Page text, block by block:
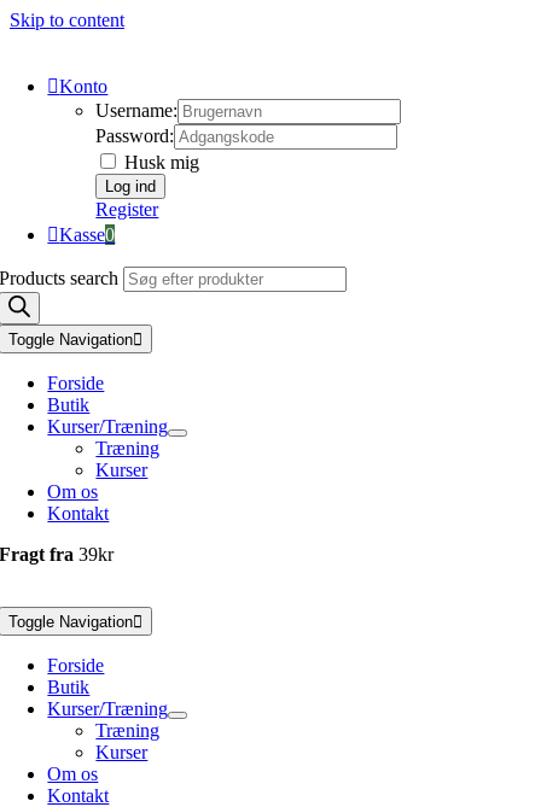
Skip to content
Konto
Username:
Password:
Husk mig
Register
Kasse0
Products search
Toggle Navigation
Forside
Butik
Kurser/Træning
Træning
Kurser
Om os
Kontakt
Fragt fra39kr
Toggle Navigation
Forside
Butik
Kurser/Træning
Træning
Kurser
Om os
Kontakt